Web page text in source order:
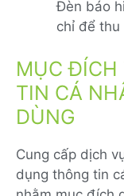
Đèn báo
chỉ để
MỤC ĐÍCH
TIN CÁ
DÙNG
Cung cấp dịch
dụng thông tin